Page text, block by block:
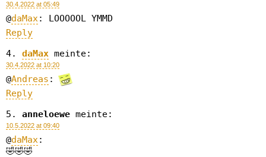
30.4.2022 at 05:49
@daMax: LOOOOOL YMMD
Reply
daMax meinte:
30.4.2022 at 10:20
@Andreas :
Reply
anneloewe meinte:
10.5.2022 at 09:40
@daMax:
🤣🤣🤣